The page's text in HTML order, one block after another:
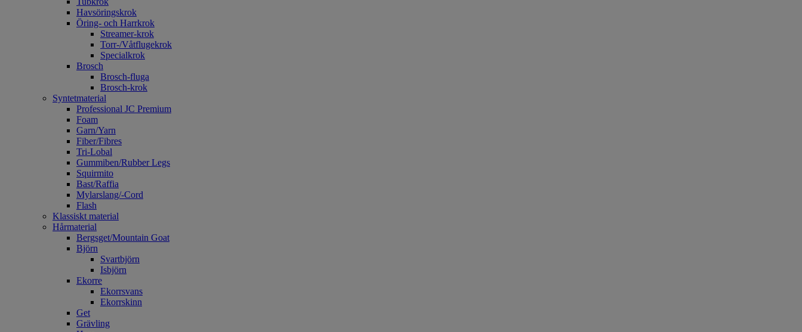
Havsöringskrok
Öring- och Harrkrok
Streamer-krok
Torr-/Våtflugekrok
Specialkrok
Brosch
Brosch-fluga
Brosch-krok
Syntetmaterial
Professional JC Premium
Foam
Garn/Yarn
Fiber/Fibres
Tri-Lobal
Gummiben/Rubber Legs
Squirmito
Bast/Raffia
Mylarslang/-Cord
Flash
Klassiskt material
Hårmaterial
Bergsget/Mountain Goat
Björn
Svartbjörn
Isbjörn
Ekorre
Ekorrsvans
Ekorrskinn
Get
Grävling